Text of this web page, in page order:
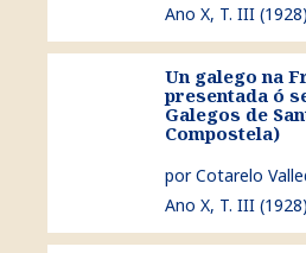
Ano X, T. III
ver Un galego na Frorida
Un galego na
presentada ó
Galegos de
Compostela)
por Cotarelo
Ano X, T. III